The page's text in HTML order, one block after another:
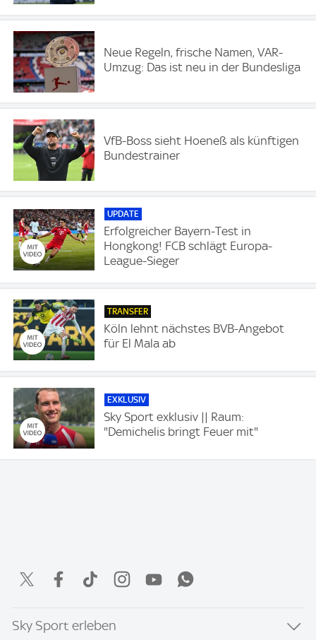
Neue Regeln, frische Namen, VAR-
Umzug: Das ist neu in der Bundesliga
VfB-Boss sieht Hoeneß als künftigen
Bundestrainer
UPDATE
Erfolgreicher Bayern-Test in
Hongkong! FCB schlägt Europa-
League-Sieger
TRANSFER
Köln lehnt nächstes BVB-Angebot
für El Mala ab
EXKLUSIV
Sky Sport exklusiv || Raum:
"Demichelis bringt Feuer mit"
Sky Sport erleben